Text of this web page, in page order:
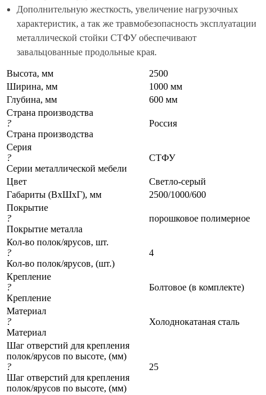
Дополнительную жесткость, увеличение нагрузочных
характеристик, а так же травмобезопасность эксплуатации
металлической стойки СТФУ обеспечивают
завальцованные продольные края.
Высота, мм
2500
Ширина, мм
1000 мм
Глубина, мм
600 мм
Страна производства
?
Страна производства
Россия
Серия
?
Серии металлической мебели
СТФУ
Цвет
Светло-серый
Габариты (ВхШхГ), мм
2500/1000/600
Покрытие
?
Покрытие металла
порошковое полимерное
Кол-во полок/ярусов, шт.
?
Кол-во полок/ярусов, (шт.)
4
Крепление
?
Крепление
Болтовое (в комплекте)
Материал
?
Материал
Холоднокатаная сталь
Шаг отверстий для крепления
полок/ярусов по высоте, (мм)
?
Шаг отверстий для крепления
полок/ярусов по высоте, (мм)
25